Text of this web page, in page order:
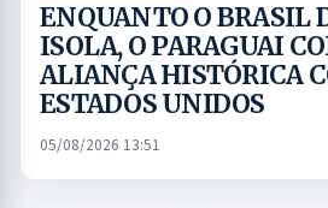
ENQUANTO O BRASIL
ISOLA, O PARAGUAI
ALIANÇA HISTÓRICA
ESTADOS UNIDOS
05/08/2026 13:51